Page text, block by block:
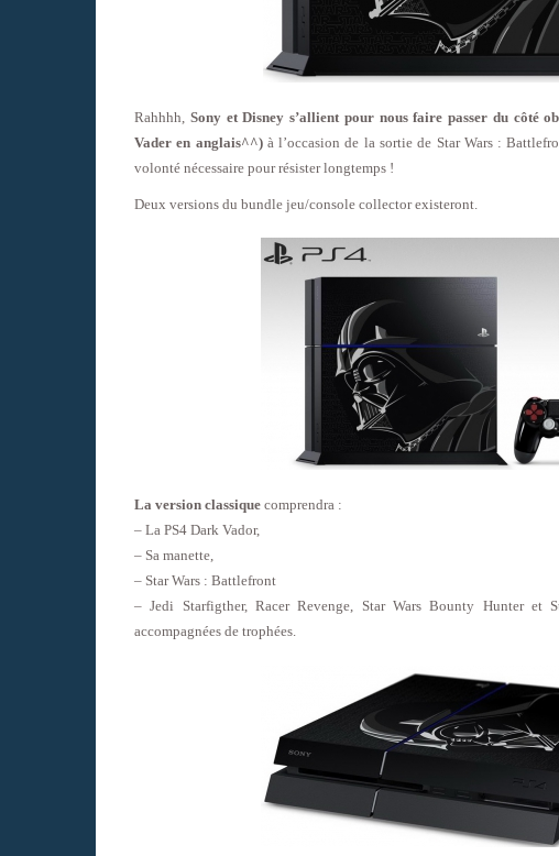
Rahhhh, Sony et Disney s’allient pour nous faire passer du côté
Vader en anglais^^)à l’occasion de la sortie de Star Wars :
volonté nécessaire pour résister longtemps !
Deux versions du bundle jeu/console collector existeront.
La version classique comprendra :
– La PS4 Dark Vador,
– Sa manette,
– Star Wars : Battlefront
– Jedi Starfigther, Racer Revenge, Star Wars Bounty Hunter et
accompagnées de trophées.